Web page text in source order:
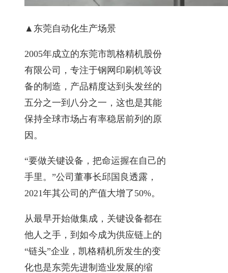
▲东莞自动化生产场景
2005年成立的东莞市凯格精机股份
有限公司，专注于钢网印刷机等设
备的制造，产品精度达到头发丝的
五分之一到八分之一，这也是其能
保持全球市场占有率稳居前列的原
因。
“要做关键设备，把命运握在自己的
手里。”公司董事长邱国良透露，
2021年其公司的产值大增了50%。
从最早开始做集成，关键设备都在
他人之手，到如今成为供应链上的
“链头”企业，凯格精机所发生的变
化也是东莞先进制造业发展的缩